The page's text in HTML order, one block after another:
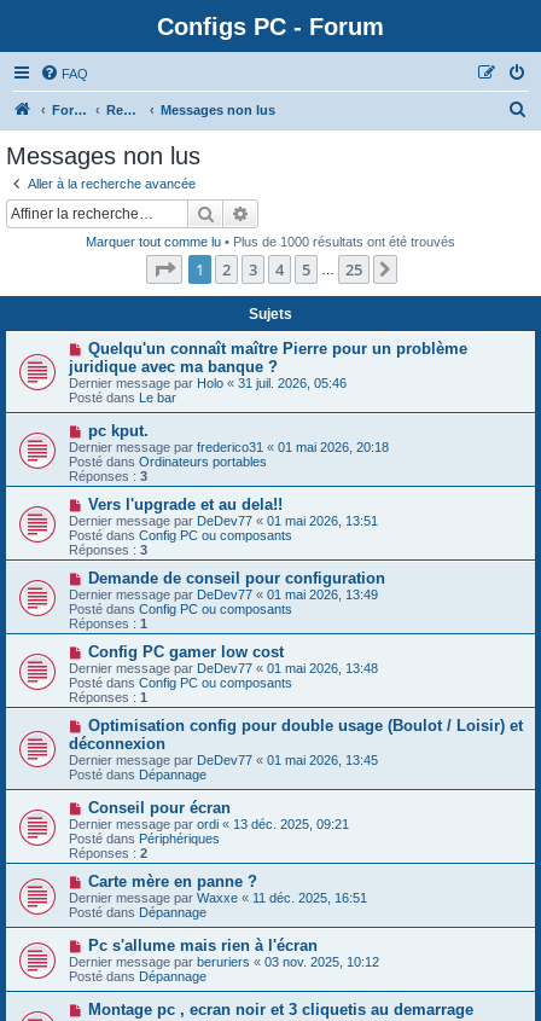
Configs PC - Forum
FAQ
Forum Rechercher Messages non lus
Messages non lus
Aller à la recherche avancée
Rechercher
Marquer tout comme lu • Plus de 1000 résultats ont été trouvés
Page 1sur25
1 2 3 4 5 25
Sujets
N
u
v
e
a
u
m
e
s
s
a
g
e
Quelqu'un connaît maître Pierre pour un problème
juridique avec ma banque ?
Dernier message par Holo « 31 juil. 2026, 05:46
Posté dans Le bar
N
o
u
v
e
a
m
e
s
s
a
g
e
pc kput.
Dernier message par frederico31 « 01 mai 2026, 20:18
Posté dans Ordinateurs portables
Réponses : 3
N
o
u
v
e
a
u
m
e
s
s
a
g
e
Vers l'upgrade et au dela!!
Dernier message par DeDev77 « 01 mai 2026, 13:51
Posté dans Config PC ou composants
Réponses : 3
N
o
u
v
e
a
m
e
s
s
a
g
e
Demande de conseil pour configuration
Dernier message par DeDev77 « 01 mai 2026, 13:49
Posté dans Config PC ou composants
Réponses : 1
N
o
u
v
e
a
u
m
e
s
s
a
g
e
Config PC gamer low cost
Dernier message par DeDev77 « 01 mai 2026, 13:48
Posté dans Config PC ou composants
Réponses : 1
N
o
u
v
e
a
u
m
e
s
s
a
g
e
Optimisation config pour double usage (Boulot / Loisir) et
déconnexion
Dernier message par DeDev77 « 01 mai 2026, 13:45
Posté dans Dépannage
N
o
u
v
e
a
m
e
s
a
g
e
Conseil pour écran
Dernier message par ordi « 13 déc. 2025, 09:21
Posté dans Périphériques
Réponses : 2
N
o
u
v
e
a
u
m
e
Carte mère en panne ?
Dernier message par Waxxe « 11 déc. 2025, 16:51
Posté dans Dépannage
N
o
u
v
e
a
Pc s'allume mais rien à l'écran
Dernier message par beruriers « 03 nov. 2025, 10:12
Posté dans Dépannage
NMontage pc , ecran noir et 3 cliquetis au demarrage